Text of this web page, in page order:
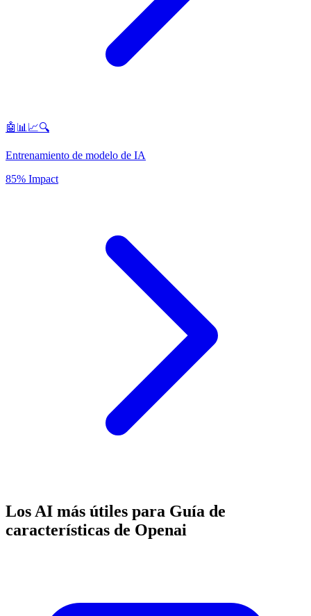
🤖📊📈🔍
Entrenamiento de modelo de IA
85% Impact
Los AI más útiles para Guía de
características de Openai